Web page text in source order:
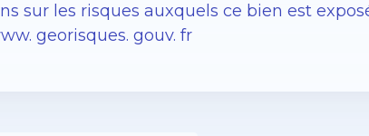
sur les risques auxquels ce bien est
georisques. gouv. fr